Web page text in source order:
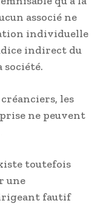
associé ne
individuelle
indirect du
société.
créanciers, les
ne peuvent
toutefois
une
fautif